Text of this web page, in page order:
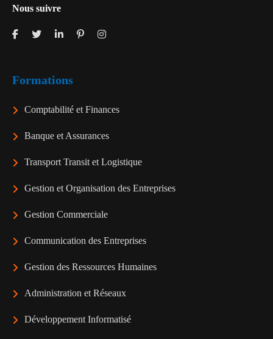
Nous suivre
Formations
Comptabilité et Finances
Banque et Assurances
Transport Transit et Logistique
Gestion et Organisation des Entreprises
Gestion Commerciale
Communication des Entreprises
Gestion des Ressources Humaines
Administration et Réseaux
Développement Informatisé